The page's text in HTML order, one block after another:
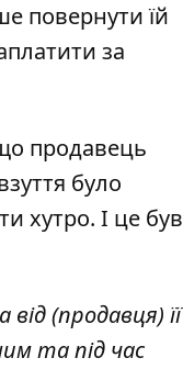
повернути їй
за
продавець
було
хутро. І це був
(продавця) її
та під час